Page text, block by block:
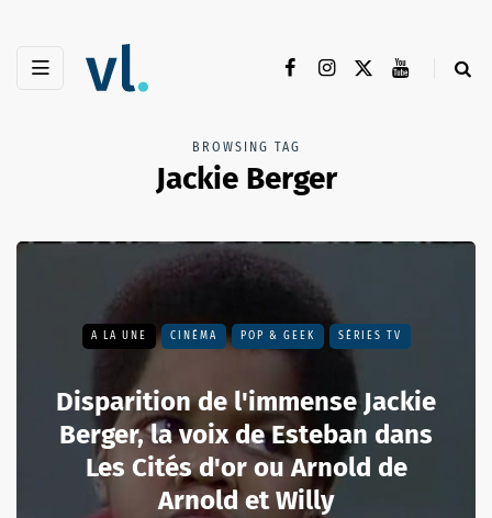
BROWSING TAG
Jackie Berger
A LA UNE CINÉMA POP & GEEK SÉRIES TV
Disparition de l'immense Jackie
Berger, la voix de Esteban dans
Les Cités d'or ou Arnold de
Arnold et Willy